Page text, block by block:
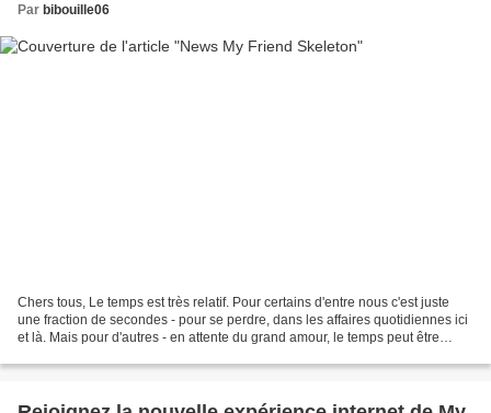
Par bibouille06
Chers tous, Le temps est très relatif. Pour certains d'entre nous c'est juste
une fraction de secondes - pour se perdre, dans les affaires quotidiennes ici
et là. Mais pour d'autres - en attente du grand amour, le temps peut être